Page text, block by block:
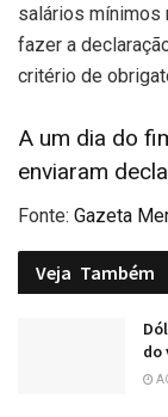
salários mínimos
fazer a
critério de
A um dia do
enviaram
Fonte: Gazeta
Veja Também
do